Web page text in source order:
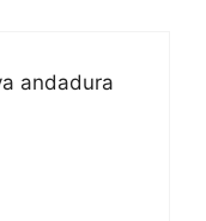
andadura